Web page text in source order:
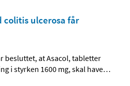
colitis ulcerosa får
besluttet, at Asacol, tabletter
i styrken 1600 mg, skal have…